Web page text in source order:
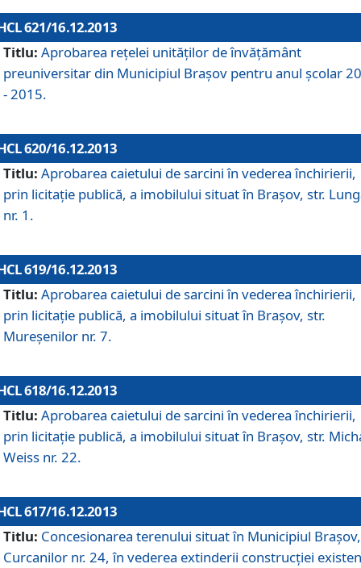
621/16.12.2013
Titlu: Aprobarea reţelei unităţilor de învăţământ
preuniversitar din Municipiul Braşov pentru anul şcolar
- 2015.
620/16.12.2013
Titlu: Aprobarea caietului de sarcini în vederea închirierii,
prin licitaţie publică, a imobilului situat în Braşov, str.
nr. 1.
619/16.12.2013
Titlu: Aprobarea caietului de sarcini în vederea închirierii,
prin licitaţie publică, a imobilului situat în Braşov, str.
Mureşenilor nr. 7.
618/16.12.2013
Titlu: Aprobarea caietului de sarcini în vederea închirierii,
prin licitaţie publică, a imobilului situat în Braşov, str.
Weiss nr. 22.
617/16.12.2013
Titlu: Concesionarea terenului situat în Municipiul
Curcanilor nr. 24, în vederea extinderii construcţiei